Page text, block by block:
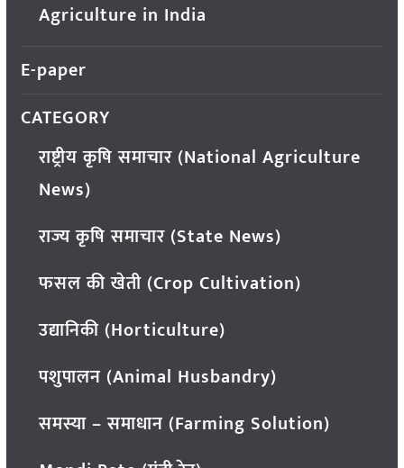
Agriculture in India
E-paper
CATEGORY
राष्ट्रीय कृषि समाचार (National Agriculture
News)
राज्य कृषि समाचार (State News)
फसल की खेती (Crop Cultivation)
उद्यानिकी (Horticulture)
पशुपालन (Animal Husbandry)
समस्या – समाधान (Farming Solution)